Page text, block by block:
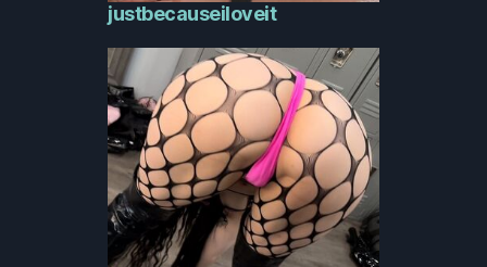
justbecauseiloveit